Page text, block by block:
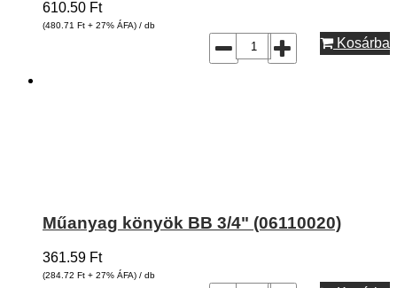
610.50 Ft
(480.71 Ft + 27% ÁFA) / db
Kosárba
Műanyag könyök BB 3/4" (06110020)
361.59 Ft
(284.72 Ft + 27% ÁFA) / db